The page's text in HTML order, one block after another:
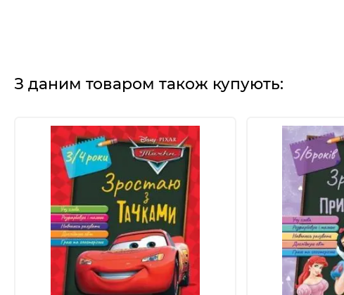
З даним товаром також купують: